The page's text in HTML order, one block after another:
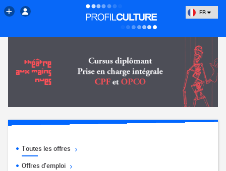
FR
Toutes les offres
Offres d'emploi